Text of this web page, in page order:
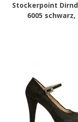
Stockerpoint
6005 schwarz,